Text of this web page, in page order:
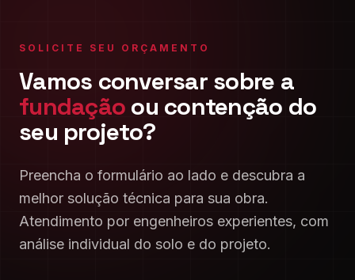
SOLICITE SEU ORÇAMENTO
Vamos conversar sobre a
fundação ou contenção do
seu projeto?
Preencha o formulário ao lado e descubra a
melhor solução técnica para sua obra.
Atendimento por engenheiros experientes, com
análise individual do solo e do projeto.